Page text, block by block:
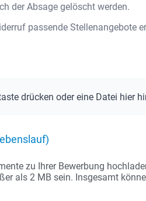
der Absage gelöscht werden.
passende Stellenangebote
drücken oder eine Datei hier
zu Ihrer Bewerbung
als 2 MB sein. Insgesamt